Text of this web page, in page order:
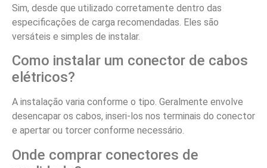
Sim, desde que utilizado corretamente dentro das
especificações de carga recomendadas. Eles são
versáteis e simples de instalar.
Como instalar um conector de cabos
elétricos?
A instalação varia conforme o tipo. Geralmente envolve
desencapar os cabos, inseri-los nos terminais do conector
e apertar ou torcer conforme necessário.
Onde comprar conectores de